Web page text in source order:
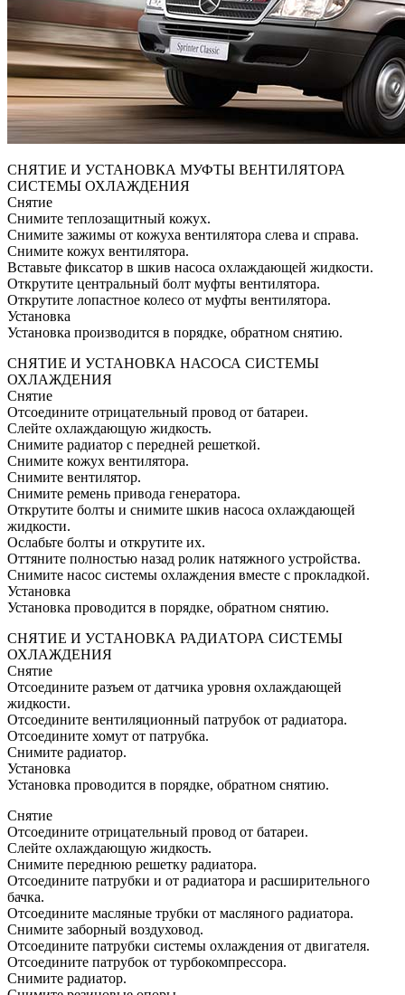
СНЯТИЕ И УСТАНОВКА МУФТЫ ВЕНТИЛЯТОРА
СИСТЕМЫ ОХЛАЖДЕНИЯ
Снятие
Снимите теплозащитный кожух.
Снимите зажимы от кожуха вентилятора слева и справа.
Снимите кожух вентилятора.
Вставьте фиксатор в шкив насоса охлаждающей жидкости.
Открутите центральный болт муфты вентилятора.
Открутите лопастное колесо от муфты вентилятора.
Установка
Установка производится в порядке, обратном снятию.
СНЯТИЕ И УСТАНОВКА НАСОСА СИСТЕМЫ
ОХЛАЖДЕНИЯ
Снятие
Отсоедините отрицательный провод от батареи.
Слейте охлаждающую жидкость.
Снимите радиатор с передней решеткой.
Снимите кожух вентилятора.
Снимите вентилятор.
Снимите ремень привода генератора.
Открутите болты и снимите шкив насоса охлаждающей
жидкости.
Ослабьте болты и открутите их.
Оттяните полностью назад ролик натяжного устройства.
Снимите насос системы охлаждения вместе с прокладкой.
Установка
Установка проводится в порядке, обратном снятию.
СНЯТИЕ И УСТАНОВКА РАДИАТОРА СИСТЕМЫ
ОХЛАЖДЕНИЯ
Снятие
Отсоедините разъем от датчика уровня охлаждающей
жидкости.
Отсоедините вентиляционный патрубок от радиатора.
Отсоедините хомут от патрубка.
Снимите радиатор.
Установка
Установка проводится в порядке, обратном снятию.
Снятие
Отсоедините отрицательный провод от батареи.
Слейте охлаждающую жидкость.
Снимите переднюю решетку радиатора.
Отсоедините патрубки и от радиатора и расширительного
бачка.
Отсоедините масляные трубки от масляного радиатора.
Снимите заборный воздуховод.
Отсоедините патрубки системы охлаждения от двигателя.
Отсоедините патрубок от турбокомпрессора.
Снимите радиатор.